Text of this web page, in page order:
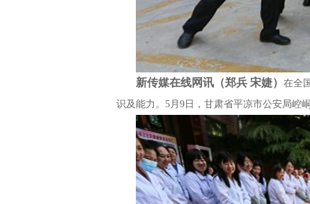
新传媒在线网讯（郑兵 宋婕） 在全
识及能力。5月9日，甘肃省平凉市公安局崆